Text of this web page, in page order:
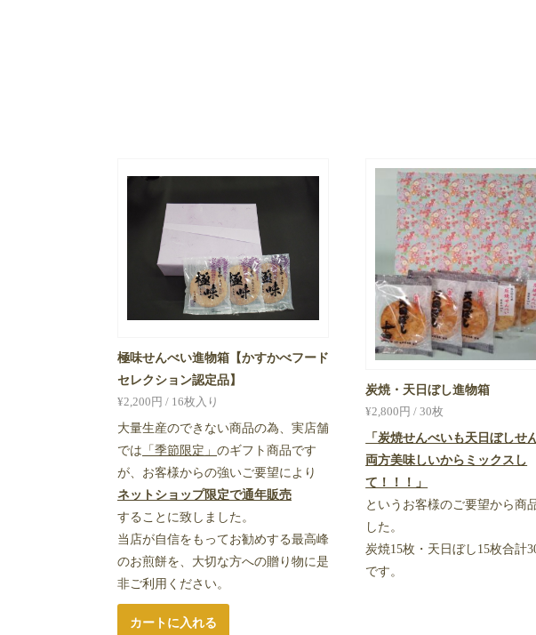
極味せんべい進物箱【かすかべフード
セレクション認定品】
¥2,200 円 / 16枚入り
大量生産のできない商品の為、実店舗
では 「季節限定」 のギフト商品です
が、お客様からの強いご要望により
ネットショップ限定で通年販売
することに致しました。
当店が自信をもってお勧めする最高峰
のお煎餅を、大切な方への贈り物に是
非ご利用ください。
カートに入れる
炭焼・天日ぼし進物箱
¥2,800 円 / 30枚
「炭焼せんべいも天日ぼしせ
両方美味しいからミックスし
て！！！」
というお客様のご要望から商
した。
炭焼15枚・天日ぼし15枚合計
です。